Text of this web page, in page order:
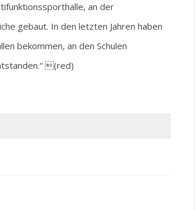
an der
gebaut. In den letzten Jahren haben
bekommen, an den Schulen
(red)